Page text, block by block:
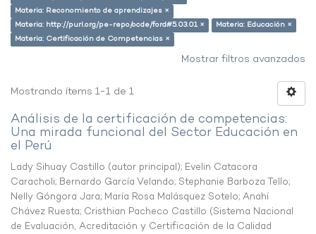
Materia: Reconomiento de aprendizajes ×
Materia: http://purl.org/pe-repo/ocde/ford#5.03.01 ×
Materia: Educación ×
Materia: Certificación de Competencias ×
Mostrar filtros avanzados
Mostrando ítems 1-1 de 1
Análisis de la certificación de competencias:
Una mirada funcional del Sector Educación en
el Perú
Lady Sihuay Castillo (autor principal); Evelin Catacora
Caracholi; Bernardo García Velando; Stephanie Barboza Tello;
Nelly Góngora Jara; María Rosa Malásquez Sotelo; Anahí
Chávez Ruesta; Cristhian Pacheco Castillo (Sistema Nacional
de Evaluación, Acreditación y Certificación de la Calidad